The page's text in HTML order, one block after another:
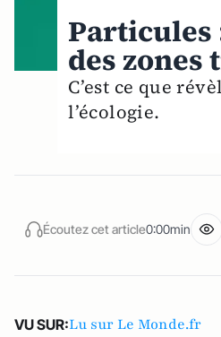
Particules
des zones
C’est ce que
l’écologie.
Écoutez cet article0:00min
VU SUR:Lu sur Le Monde.fr